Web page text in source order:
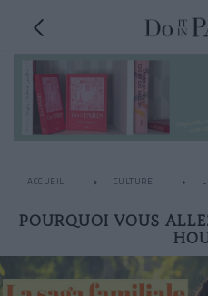
ACCUEIL CULTURE
POURQUOI VOUS